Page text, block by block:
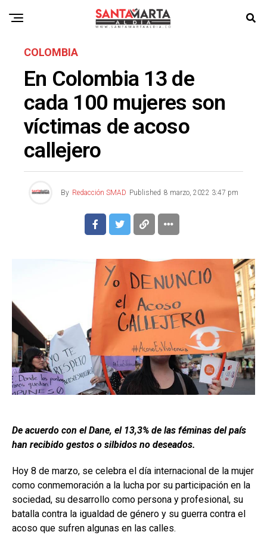
COLOMBIA
En Colombia 13 de
cada 100 mujeres son
víctimas de acoso
callejero
By Redacción SMAD Published 8 marzo, 2022 3:47 pm
De acuerdo con el Dane, el 13,3% de las féminas del país
han recibido gestos o silbidos no deseados.
Hoy 8 de marzo, se celebra el día internacional de la mujer
como conmemoración a la lucha por su participación en la
sociedad, su desarrollo como persona y profesional, su
batalla contra la igualdad de género y su guerra contra el
acoso que sufren algunas en las calles.